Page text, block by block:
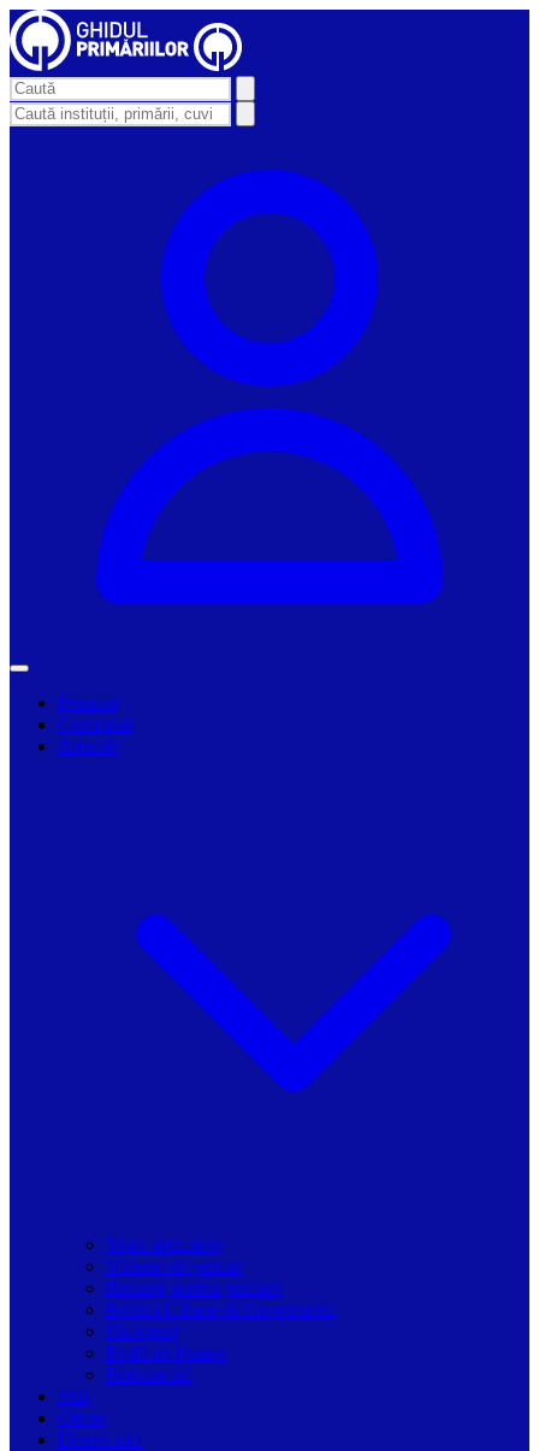
Primarii
Companii
Articole
Toate articolele
Viziune de primar
Resurse pentru primarii
Politici Urbane & Guvernanta
Dialoguri
Profil de Primar
Podcast-uri
Stiri
Oferte
Despre noi